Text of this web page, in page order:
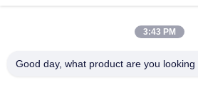
ลิงก์ด่วน
สินค้า
เกี่ยวกับเรา
การคว
3:43 PM
Good day, what product are you looking